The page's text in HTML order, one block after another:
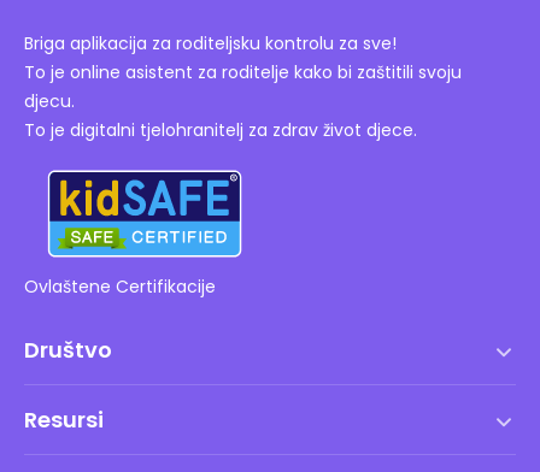
Briga aplikacija za roditeljsku kontrolu za sve!
To je online asistent za roditelje kako bi zaštitili svoju
djecu.
To je digitalni tjelohranitelj za zdrav život djece.
Ovlaštene Certifikacije
Društvo
Resursi